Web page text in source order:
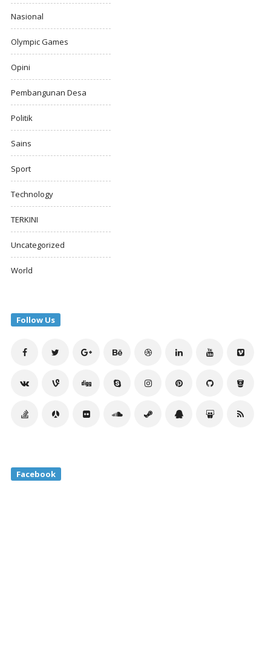
Nasional
Olympic Games
Opini
Pembangunan Desa
Politik
Sains
Sport
Technology
TERKINI
Uncategorized
World
Follow Us
Facebook